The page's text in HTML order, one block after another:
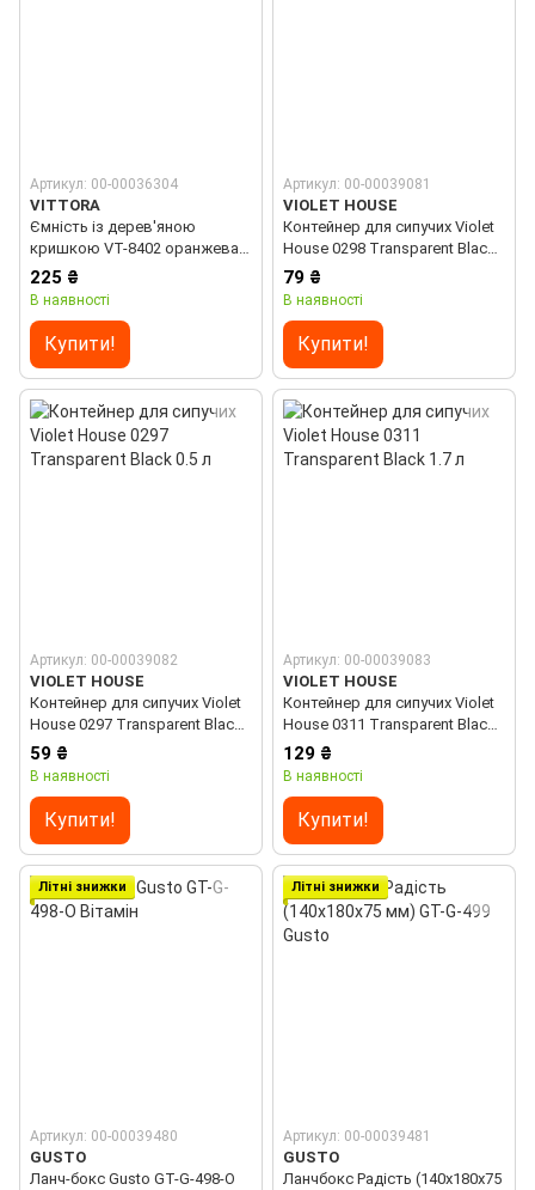
Артикул: 00-00036304
VITTORA
Ємність із дерев'яною
кришкою VТ-8402 оранжева
Vittora 15 см
225 ₴
В наявності
Купити!
Артикул: 00-00039081
VIOLET HOUSE
Контейнер для сипучих Violet
House 0298 Transparent Black
1.1 л
79 ₴
В наявності
Купити!
Артикул: 00-00039082
VIOLET HOUSE
Контейнер для сипучих Violet
House 0297 Transparent Black
0.5 л
59 ₴
В наявності
Купити!
Артикул: 00-00039083
VIOLET HOUSE
Контейнер для сипучих Violet
House 0311 Transparent Black
1.7 л
129 ₴
В наявності
Купити!
Літні знижки
Артикул: 00-00039480
GUSTO
Ланч-бокс Gusto GT-G-498-O
Літні знижки
Артикул: 00-00039481
GUSTO
Ланчбокс Радість (140х180х75